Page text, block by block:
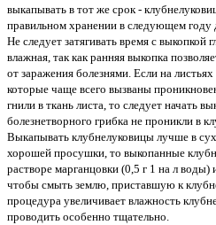
выкапывать в тот же срок -
правильном хранении в следующем году
Не следует затягивать время с выкопкой
влажная, так как ранняя выкопка
от заражения болезнями. Если на
которые чаще всего вызваны
гнили в ткань листа, то следует начать
болезнетворного грибка не проникли в
Выкапывать клубнелуковицы лучше в
хорошей просушки, то выкопанные
растворе марганцовки (0,5 г 1 на л
чтобы смыть землю, приставшую к
процедура увеличивает влажность
проводить особенно тщательно.